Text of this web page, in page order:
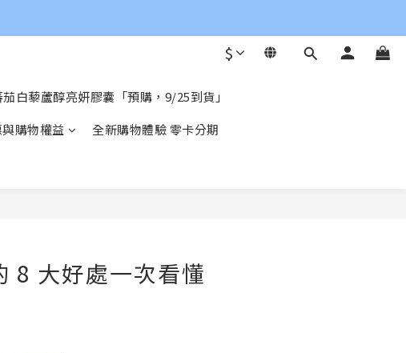
$
白藜蘆醇亮妍膠囊「預購，9/25到貨」
購物權益
全新購物體驗 零卡分期
8 大好處一次看懂